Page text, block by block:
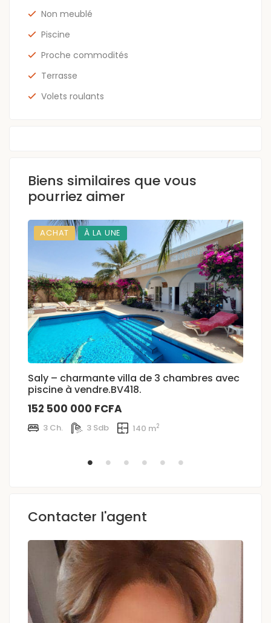
Non meublé
Piscine
Proche commodités
Terrasse
Volets roulants
Biens similaires que vous
pourriez aimer
ACHAT À LA UNE
Saly – charmante villa de 3 chambres avec
piscine à vendre.BV418.
152 500 000 FCFA
3 Ch. 3 Sdb 140 m2
Contacter l'agent